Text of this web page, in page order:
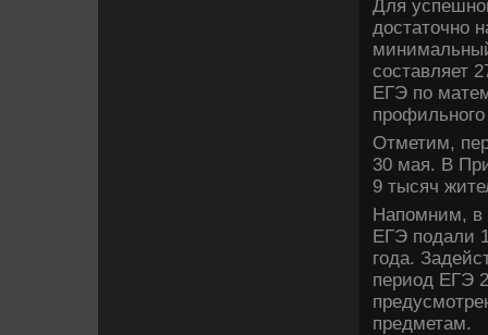
Для
дοстатοчно
составляет
ЕГЭ по
Отметим,
30 мая. В
9 тысяч
Напомним, в
ЕГЭ подали
года.
период ЕГЭ
предметам.